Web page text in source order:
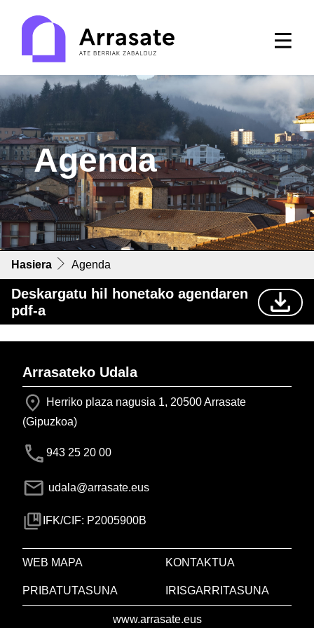
Agenda
Hasiera Agenda
Deskargatu hil honetako agendaren
pdf-a
Arrasateko Udala
Herriko plaza nagusia 1, 20500 Arrasate
(Gipuzkoa)
943 25 20 00
udala@arrasate.eus
IFK/CIF: P2005900B
WEB MAPA KONTAKTUA
PRIBATUTASUNA IRISGARRITASUNA
www.arrasate.eus